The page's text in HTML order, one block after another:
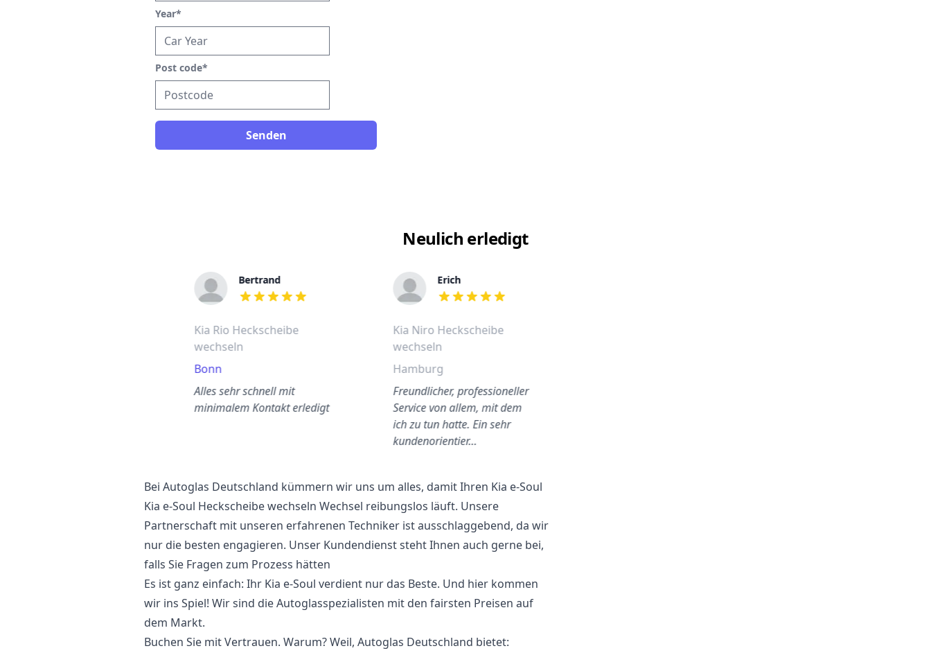
Year*
Post code*
Senden
Neulich erledigt
Bertrand
out of 5 stars
Kia Rio Heckscheibe
wechseln
Bonn
Alles sehr schnell mit
minimalem Kontakt erledigt
Erich
out of 5 stars
Kia Niro Heckscheibe
wechseln
Hamburg
Freundlicher, professioneller
Service von allem, mit dem
ich zu tun hatte. Ein sehr
kundenorientier…
Bei Autoglas Deutschland kümmern wir uns um alles, damit Ihren Kia e-Soul
Kia e-Soul Heckscheibe wechseln Wechsel reibungslos läuft. Unsere
Partnerschaft mit unseren erfahrenen Techniker ist ausschlaggebend, da wir
nur die besten engagieren. Unser Kundendienst steht Ihnen auch gerne bei,
falls Sie Fragen zum Prozess hätten
Es ist ganz einfach: Ihr Kia e-Soul verdient nur das Beste. Und hier kommen
wir ins Spiel! Wir sind die Autoglasspezialisten mit den fairsten Preisen auf
dem Markt.
Buchen Sie mit Vertrauen. Warum? Weil, Autoglas Deutschland bietet: